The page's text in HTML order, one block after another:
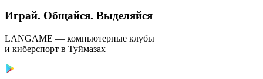
Играй. Общайся. Выделяйся
LANGAME — компьютерные клубы
и киберспорт в Туймазах